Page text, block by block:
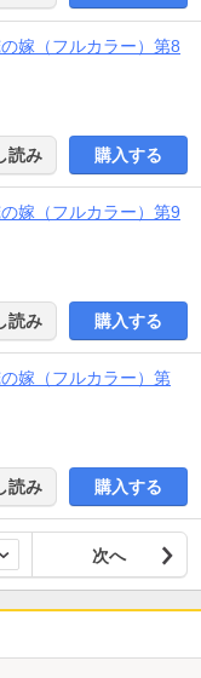
嫁（フルカラー）第8
読み 購入する
嫁（フルカラー）第9
読み 購入する
嫁（フルカラー）第
読み 購入する
次へ